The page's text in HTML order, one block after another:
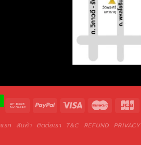
รก สินค้า ติดต่อเรา T&C REFUND PRIVACY